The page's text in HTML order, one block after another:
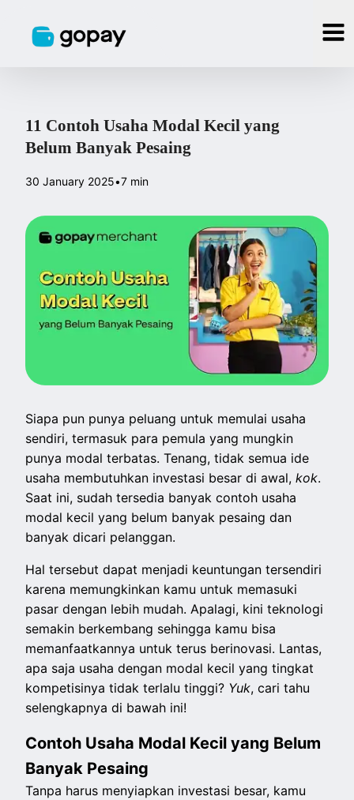
11 Contoh Usaha Modal Kecil yang
Belum Banyak Pesaing
30 January 2025•7 min
Siapa pun punya peluang untuk memulai usaha
sendiri, termasuk para pemula yang mungkin
punya modal terbatas. Tenang, tidak semua ide
usaha membutuhkan investasi besar di awal,kok.
Saat ini, sudah tersedia banyak contoh usaha
modal kecil yang belum banyak pesaing dan
banyak dicari pelanggan.
Hal tersebut dapat menjadi keuntungan tersendiri
karena memungkinkan kamu untuk memasuki
pasar dengan lebih mudah. Apalagi, kini teknologi
semakin berkembang sehingga kamu bisa
memanfaatkannya untuk terus berinovasi. Lantas,
apa saja usaha dengan modal kecil yang tingkat
kompetisinya tidak terlalu tinggi? Yuk, cari tahu
selengkapnya di bawah ini!
Contoh Usaha Modal Kecil yang Belum
Banyak Pesaing
Tanpa harus menyiapkan investasi besar, kamu